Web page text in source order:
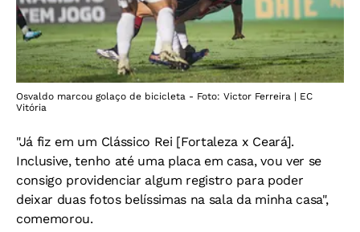
Osvaldo marcou golaço de bicicleta - Foto: Victor Ferreira | EC
Vitória
"Já fiz em um Clássico Rei [Fortaleza x Ceará].
Inclusive, tenho até uma placa em casa, vou ver se
consigo providenciar algum registro para poder
deixar duas fotos belíssimas na sala da minha casa",
comemorou.